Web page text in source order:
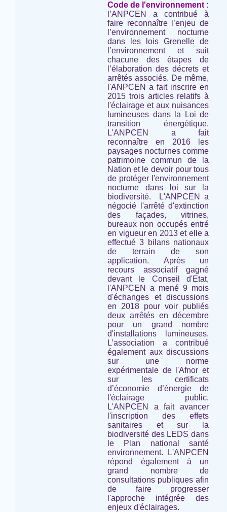
Code de l'environnement :
l’ANPCEN a contribué à
faire reconnaître l’enjeu de
l’environnement nocturne
dans les lois Grenelle de
l’environnement et suit
chacune des étapes de
l’élaboration des décrets et
arrêtés associés. De même,
l'ANPCEN a fait inscrire en
2015 trois articles relatifs à
l'éclairage et aux nuisances
lumineuses dans la Loi de
transition énergétique.
L'ANPCEN a fait
reconnaître en 2016 les
paysages nocturnes comme
patrimoine commun de la
Nation et le devoir pour tous
de protéger l'environnement
nocturne dans loi sur la
biodiversité.
L'ANPCEN a
négocié l'arrêté d'extinction
des façades, vitrines,
bureaux non occupés entré
en vigueur en 2013 et elle a
effectué 3 bilans nationaux
de terrain de son
application. Après un
recours associatif gagné
devant le Conseil d'Etat,
l'ANPCEN a mené 9 mois
d'échanges et discussions
en 2018 pour voir publiés
deux arrêtés en décembre
pour un grand nombre
d'installations lumineuses.
L’association a contribué
également aux discussions
sur une norme
expérimentale de l'Afnor et
sur les certificats
d’économie d’énergie de
l'éclairage public.
L'ANPCEN a fait avancer
l'inscription des effets
sanitaires et sur la
biodiversité des LEDS dans
le Plan national santé
environnement. L'ANPCEN
répond également à un
grand nombre de
consultations publiques afin
de faire progresser
l'approche intégrée des
enjeux d'éclairages.